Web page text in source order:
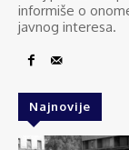
informiše o
javnog interesa.
Najnovije